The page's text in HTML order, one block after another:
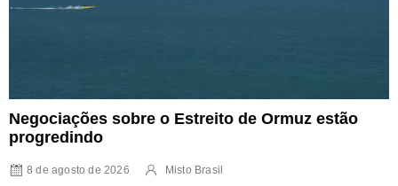
Negociações sobre o Estreito de Ormuz estão
progredindo
8 de agosto de 2026 Misto Brasil